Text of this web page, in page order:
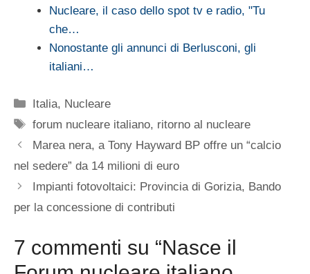
Nucleare, il caso dello spot tv e radio, "Tu
che…
Nonostante gli annunci di Berlusconi, gli
italiani…
Categorie
Italia, Nucleare
Tag
forum nucleare italiano, ritorno al nucleare
Marea nera, a Tony Hayward BP offre un “calcio
nel sedere” da 14 milioni di euro
Impianti fotovoltaici: Provincia di Gorizia, Bando
per la concessione di contributi
7 commenti su “Nasce il